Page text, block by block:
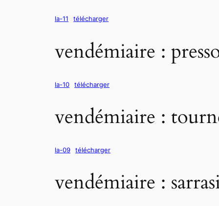
la-11 télécharger
vendémiaire :
la-10 télécharger
vendémiaire :
la-09 télécharger
vendémiaire :